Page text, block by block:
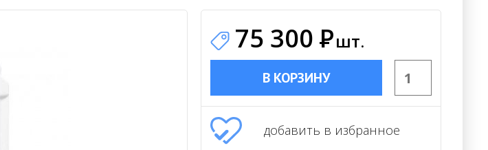
75 300 Ршт.
В КОРЗИНУ
добавить в избранное